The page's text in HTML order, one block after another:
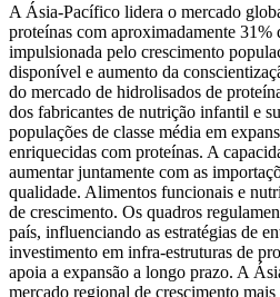
A Ásia-Pacífico lidera o mercado
proteínas com aproximadamente 31%
impulsionada pelo crescimento
disponível e aumento da
do mercado de hidrolisados ​​de
dos fabricantes de nutrição infantil e
populações de classe média em
enriquecidas com proteínas. A
aumentar juntamente com as
qualidade. Alimentos funcionais e
de crescimento. Os quadros
país, influenciando as estratégias de
investimento em infra-estruturas de
apoia a expansão a longo prazo. A
mercado regional de crescimento